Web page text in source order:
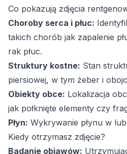
Co pokazują zdjęcia
Choroby serca i płuc:
takich chorób jak zapalenie
rak płuc.
Struktury kostne: Stan
piersiowej, w tym żeber i
Obiekty obce: Lokalizacja
jak połknięte elementy czy
Płyn: Wykrywanie płynu w lub
Kiedy otrzymasz zdjęcie?
Badanie objawów: